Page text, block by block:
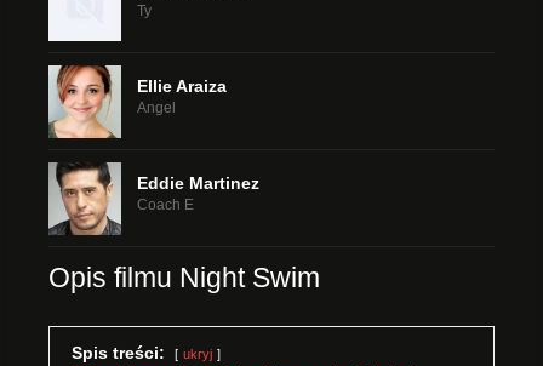
Ty
Ellie Araiza
Angel
Eddie Martinez
Coach E
Opis filmu Night Swim
Spis treści: ukryj